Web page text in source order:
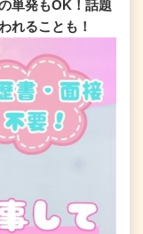
単発もOK！話題
れることも！